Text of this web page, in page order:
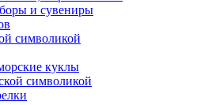
и сувениры
символикой
куклы
символикой